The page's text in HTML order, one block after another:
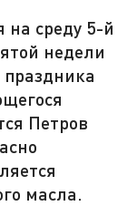
на среду 5-й
недели
праздника
Петров
масла.